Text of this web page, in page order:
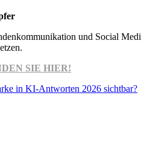
und Social
SIE HIER!
in KI-Antworten 2026 sichtbar?